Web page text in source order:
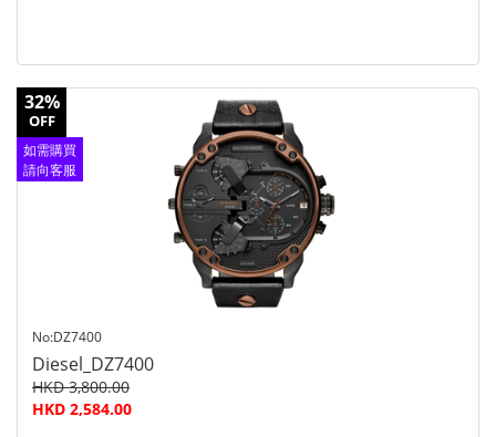
32%
OFF
如需購買
請向客服
No:DZ7400
Diesel_DZ7400
HKD 3,800.00
HKD 2,584.00